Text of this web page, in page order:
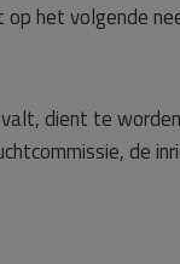
het volgende
dient te worden
de